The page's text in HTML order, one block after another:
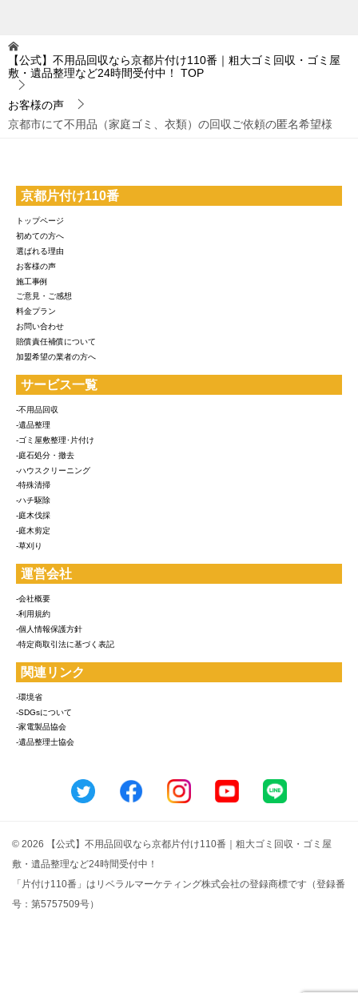
【公式】不用品回収なら京都片付け110番｜粗大ゴミ回収・ゴミ屋
敷・遺品整理など24時間受付中！
TOP
お客様の声
京都市にて不用品（家庭ゴミ、衣類）の回収ご依頼の匿名希望様
京都片付け110番
トップページ
初めての方へ
選ばれる理由
お客様の声
施工事例
ご意見・ご感想
料金プラン
お問い合わせ
賠償責任補償について
加盟希望の業者の方へ
サービス一覧
-不用品回収
-遺品整理
-ゴミ屋敷整理･片付け
-庭石処分・撤去
-ハウスクリーニング
-特殊清掃
-ハチ駆除
-庭木伐採
-庭木剪定
-草刈り
運営会社
-会社概要
-利用規約
-個人情報保護方針
-特定商取引法に基づく表記
関連リンク
-環境省
-SDGsについて
-家電製品協会
-遺品整理士協会
© 2026 【公式】不用品回収なら京都片付け110番｜粗大ゴミ回収・ゴミ屋
敷・遺品整理など24時間受付中！
「片付け110番」はリベラルマーケティング株式会社の登録商標です（登録番
号：第5757509号）